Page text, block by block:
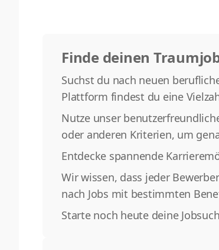
Finde deinen
Suchst du nach neuen
Plattform findest du eine
Nutze unser
oder anderen Kriterien, um
Entdecke spannende
Wir wissen, dass jeder
nach Jobs mit bestimmten
Starte noch heute deine